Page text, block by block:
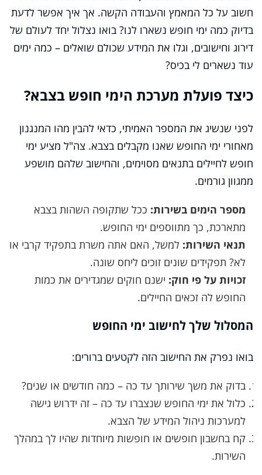
חשוב על כל המאמץ והעבודה הקשה. אך איך אפשר לדעת
בדיוק כמה ימי חופש נשארו לנו? בואו נצלול יחד לעולם של
דירוג וחישובים, וגלו את המידע שכולם שואלים – כמה ימים
עוד נשארים לי בכיס?
כיצד פועלת מערכת הימי חופש בצבא?
לפני שנשיג את המספר האמיתי, כדאי להבין מהו המנגנון
מאחורי ימי החופש שאנו מקבלים בצבא. צה"ל מציע ימי
חופש לחיילים בתנאים מסוימים, והחישוב שלהם מושפע
ממגוון גורמים.
מספר הימים בשירות: ככל שתקופה השהות בצבא
מתארכת, כך מתווספים ימי החופש.
תנאי השירות: למשל, האם אתה משרת בתפקיד קרבי או
לא? תפקידים שונים זוכים ליחס שונה.
זכויות על פי חוק: ישנם חוקים שמגדירים את כמות
החופש לה זכאים החיילים.
המסלול שלך לחישוב ימי החופש
בואו נפרק את החישוב הזה לקטעים ברורים:
בדוק את משך שירותך עד כה – כמה חודשים או שנים?
כלול את ימי החופש שנצברו עד כה – זה ידרוש גישה
למערכות ניהול המידע של הצבא.
קח בחשבון חופשים או חופשות מיוחדות שהיו לך במהלך
השירות.